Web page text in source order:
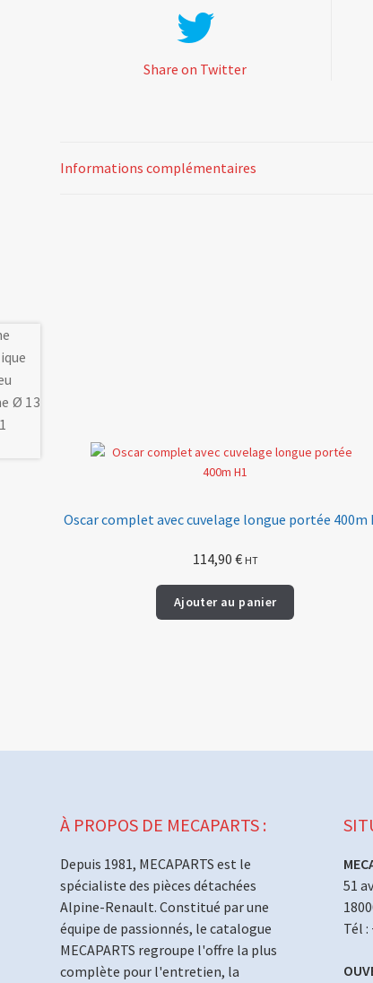
Share on Twitter
Informations complémentaires
Oscar complet avec cuvelage longue portée 400m
114,90 € HT
Ajouter au panier
À PROPOS DE MECAPARTS :
Depuis 1981, MECAPARTS est le
spécialiste des pièces détachées
Alpine-Renault. Constitué par une
équipe de passionnés, le catalogue
MECAPARTS regroupe l'offre la plus
complète pour l'entretien, la
51
Tél :